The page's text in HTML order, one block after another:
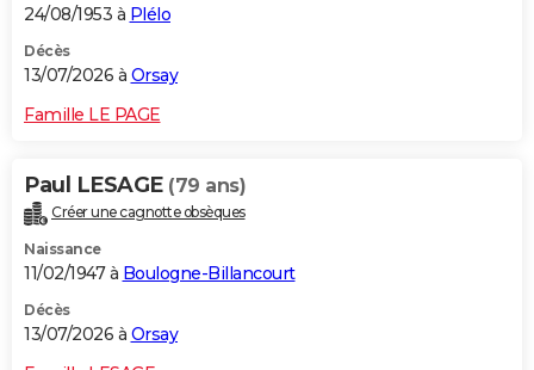
24/08/1953 à Plélo
Décès
13/07/2026 à Orsay
Famille LE PAGE
Paul LESAGE (79 ans)
Créer une cagnotte obsèques
Naissance
11/02/1947 à Boulogne-Billancourt
Décès
13/07/2026 à Orsay